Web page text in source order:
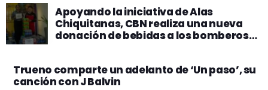
Apoyando la iniciativa de Alas
Chiquitanas, CBN realiza una nueva
donación de bebidas a los bomberos
Trueno comparte un adelanto de ‘Un paso’, su
canción con J Balvin